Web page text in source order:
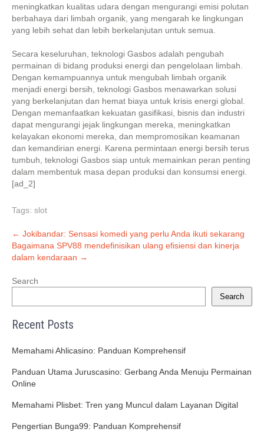
meningkatkan kualitas udara dengan mengurangi emisi polutan
berbahaya dari limbah organik, yang mengarah ke lingkungan
yang lebih sehat dan lebih berkelanjutan untuk semua.
Secara keseluruhan, teknologi Gasbos adalah pengubah
permainan di bidang produksi energi dan pengelolaan limbah.
Dengan kemampuannya untuk mengubah limbah organik
menjadi energi bersih, teknologi Gasbos menawarkan solusi
yang berkelanjutan dan hemat biaya untuk krisis energi global.
Dengan memanfaatkan kekuatan gasifikasi, bisnis dan industri
dapat mengurangi jejak lingkungan mereka, meningkatkan
kelayakan ekonomi mereka, dan mempromosikan keamanan
dan kemandirian energi. Karena permintaan energi bersih terus
tumbuh, teknologi Gasbos siap untuk memainkan peran penting
dalam membentuk masa depan produksi dan konsumsi energi.
[ad_2]
Tags: slot
Post
navigation
← Jokibandar: Sensasi komedi yang perlu Anda ikuti sekarang
Bagaimana SPV88 mendefinisikan ulang efisiensi dan kinerja
dalam kendaraan →
Search
Search
Recent Posts
Memahami Ahlicasino: Panduan Komprehensif
Panduan Utama Juruscasino: Gerbang Anda Menuju Permainan
Online
Memahami Plisbet: Tren yang Muncul dalam Layanan Digital
Pengertian Bunga99: Panduan Komprehensif